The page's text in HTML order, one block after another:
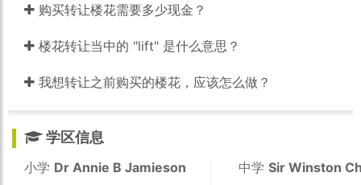
购买转让楼花需要多少现金？
楼花转让当中的 "lift" 是什么意思？
我想转让之前购买的楼花，应该怎么做？
学区信息
小学 Dr Annie B Jamieson 中学 Sir Winston